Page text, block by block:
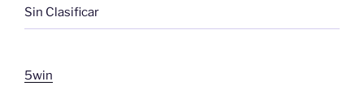
Sin Clasificar
5win